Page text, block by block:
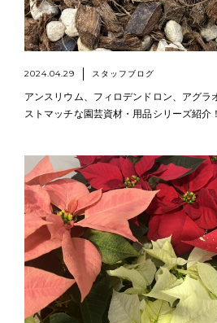
2024.04.29 スタッフブログ
アンスリウム、フィロデンドロン、アグラ
ストマッチな園芸資材・用品シリーズ紹介！